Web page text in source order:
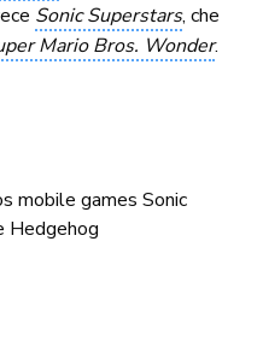
Sonic Superstars, che
Mario Bros. Wonder.
mobile games Sonic
Hedgehog